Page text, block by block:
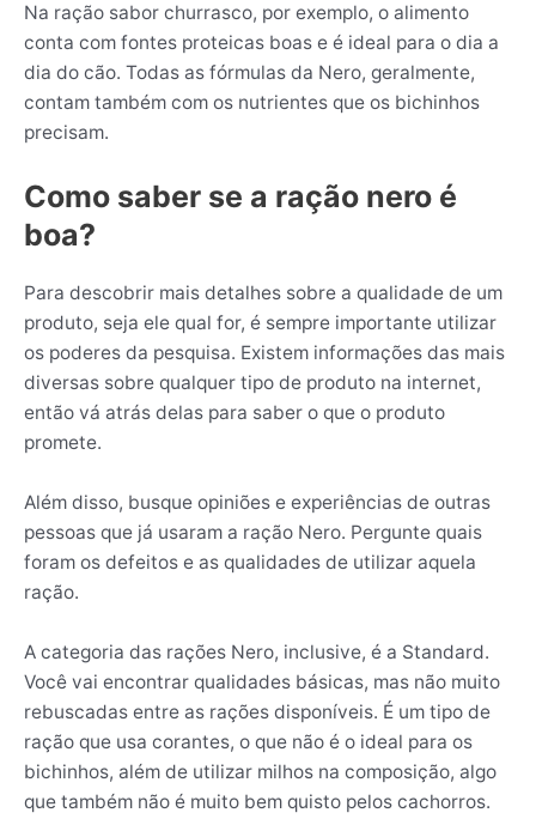
Na ração sabor churrasco, por exemplo, o alimento
conta com fontes proteicas boas e é ideal para o dia a
dia do cão. Todas as fórmulas da Nero, geralmente,
contam também com os nutrientes que os bichinhos
precisam.
Como saber se a ração nero é
boa?
Para descobrir mais detalhes sobre a qualidade de um
produto, seja ele qual for, é sempre importante utilizar
os poderes da pesquisa. Existem informações das mais
diversas sobre qualquer tipo de produto na internet,
então vá atrás delas para saber o que o produto
promete.
Além disso, busque opiniões e experiências de outras
pessoas que já usaram a ração Nero. Pergunte quais
foram os defeitos e as qualidades de utilizar aquela
ração.
A categoria das rações Nero, inclusive, é a Standard.
Você vai encontrar qualidades básicas, mas não muito
rebuscadas entre as rações disponíveis. É um tipo de
ração que usa corantes, o que não é o ideal para os
bichinhos, além de utilizar milhos na composição, algo
que também não é muito bem quisto pelos cachorros.